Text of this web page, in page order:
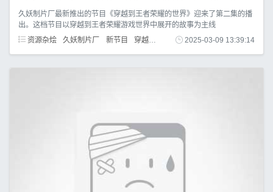
久妖制片厂最新推出的节目《穿越到王者荣耀的世界》迎来了第二集的播
出。这档节目以穿越到王者荣耀游戏世界中展开的故事为主线
资源杂烩
久妖制片厂 新节目 穿越 王者荣耀 世界
2025-03-09 13:39:14